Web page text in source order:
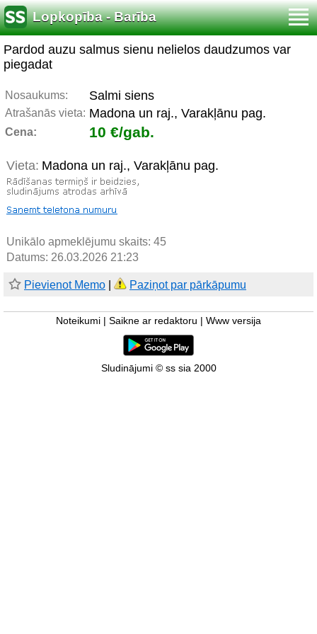
Lopkopība - Barība
Pardod auzu salmus sienu nelielos daudzumos var
piegadat
Nosaukums: Salmi siens
Atrašanās vieta: Madona un raj., Varakļānu pag.
Cena: 10 €/gab.
Vieta: Madona un raj., Varakļānu pag.
Unikālo apmeklējumu skaits: 45
Datums: 26.03.2026 21:23
Pievienot Memo Paziņot par pārkāpumu
Noteikumi Saikne ar redaktoru Www versija
Sludinājumi © ss sia 2000